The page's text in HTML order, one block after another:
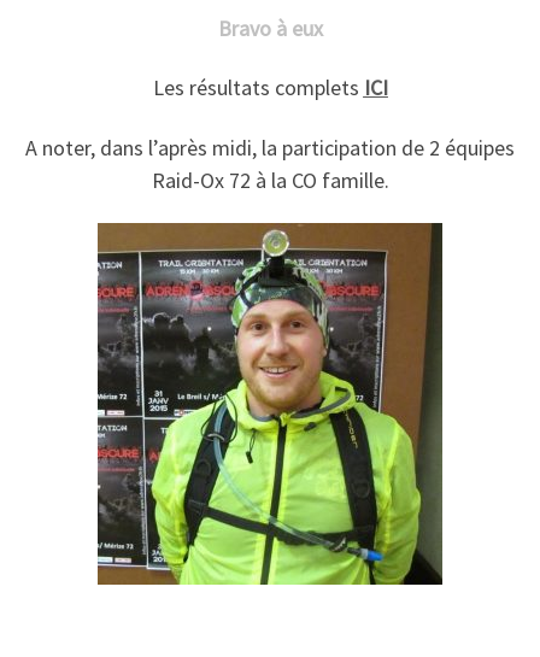
Bravo à eux
Les résultats complets ICI
A noter, dans l’après midi, la participation de 2 équipes
Raid-Ox 72 à la CO famille.